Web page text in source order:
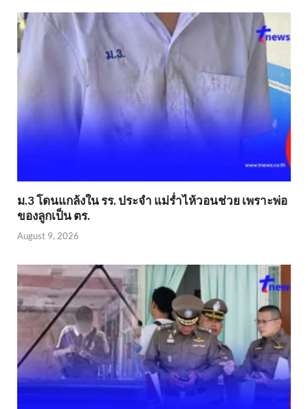
ม.3 โดนแกล้งใน รร. ประจำ แม่ร่ำไห้วอนช่วย เพราะพ่อ
ของลูกเป็น ตร.
August 9, 2026